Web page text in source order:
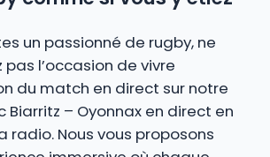
un passionné de rugby, ne
l’occasion de vivre
du match en direct sur notre
Biarritz – Oyonnax en direct en
radio. Nous vous proposons